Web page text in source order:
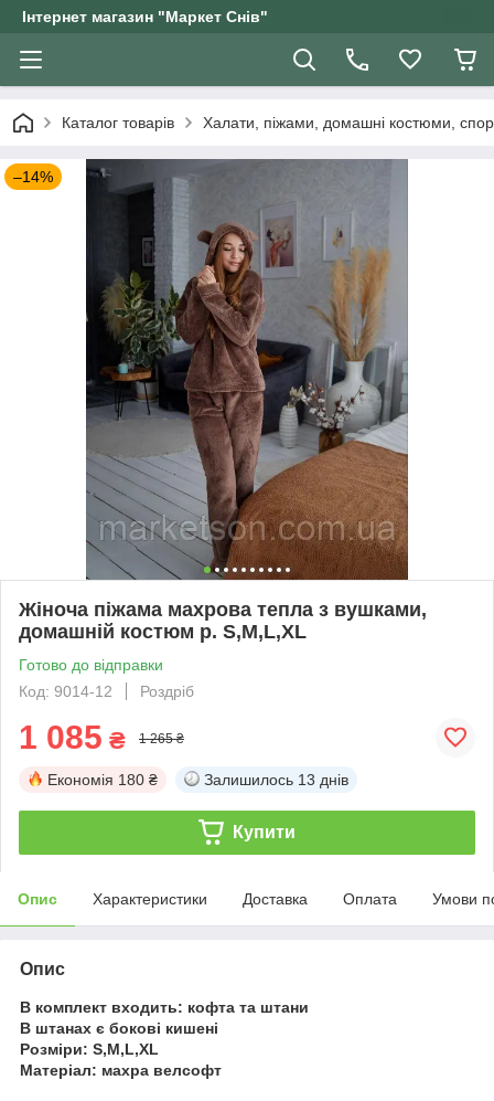
Інтернет магазин "Маркет Снів"
Каталог товарів Халати, піжами, домашні костюми,
–14%
Жіноча піжама махрова тепла з вушками,
домашній костюм р. S,M,L,XL
Готово до відправки
Код: 9014-12
Роздріб
1 085 ₴ 1 265 ₴
Економія 180 ₴ Залишилось 13 днів
Купити
Опис Характеристики Доставка Оплата Умови
Опис
В комплект входить: кофта та штани
В штанах є бокові кишені
Розміри: S,M,L,XL
Матеріал: махра велсофт